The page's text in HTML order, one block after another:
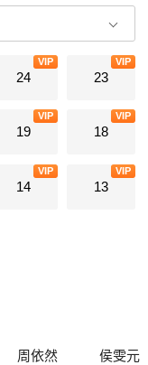
24
VIP
23
VIP
19
VIP
18
VIP
14
VIP
13
VIP
周依然 侯雯元